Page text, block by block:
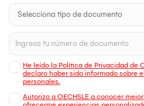
He leído la Política de Privacidad de
declaro haber sido informado sobre
personales.
Autorizo a OECHSLE a conocer